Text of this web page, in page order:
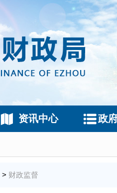
资讯中心 政
> 财政监督